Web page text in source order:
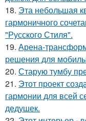
18. Эта небольшая
гармоничного
"Русского Стиля".
19. Арена-
решения для
20. Старую тумбу
21. Этот проект
гармонии для всей
дедушек.